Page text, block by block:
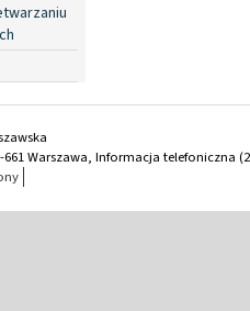
Warszawa, Informacja telefoniczna